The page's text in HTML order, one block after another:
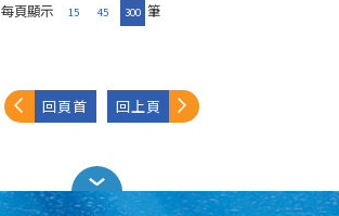
每頁顯示 15 45 300 筆
回頁首 回上頁